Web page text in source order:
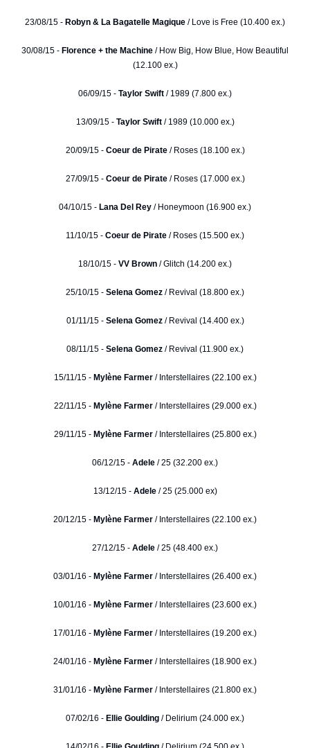
23/08/15 - Robyn & La Bagatelle Magique / Love is Free (10.400 ex.)
30/08/15 - Florence + the Machine / How Big, How Blue, How Beautiful
(12.100 ex.)
06/09/15 - Taylor Swift / 1989 (7.800 ex.)
13/09/15 - Taylor Swift / 1989 (10.000 ex.)
20/09/15 - Coeur de Pirate/ Roses (18.100 ex.)
27/09/15 - Coeur de Pirate/ Roses (17.000 ex.)
04/10/15 - Lana Del Rey / Honeymoon (16.900 ex.)
11/10/15 - Coeur de Pirate / Roses (15.500 ex.)
18/10/15 - VV Brown / Glitch (14.200 ex.)
25/10/15 - Selena Gomez / Revival (18.800 ex.)
01/11/15 - Selena Gomez/ Revival (14.400 ex.)
08/11/15 - Selena Gomez / Revival (11.900 ex.)
15/11/15 - Mylène Farmer/ Interstellaires (22.100 ex.)
22/11/15 - Mylène Farmer/ Interstellaires (29.000 ex.)
29/11/15 - Mylène Farmer/ Interstellaires (25.800 ex.)
06/12/15 - Adele / 25 (32.200 ex.)
13/12/15 - Adele / 25 (25.000 ex)
20/12/15 - Mylène Farmer / Interstellaires (22.100 ex.)
27/12/15 - Adele / 25 (48.400 ex.)
03/01/16 - Mylène Farmer / Interstellaires (26.400 ex.)
10/01/16 - Mylène Farmer / Interstellaires (23.600 ex.)
17/01/16 - Mylène Farmer / Interstellaires (19.200 ex.)
24/01/16 - Mylène Farmer / Interstellaires (18.900 ex.)
31/01/16 - Mylène Farmer / Interstellaires (21.800 ex.)
07/02/16 - Ellie Goulding / Delirium (24.000 ex.)